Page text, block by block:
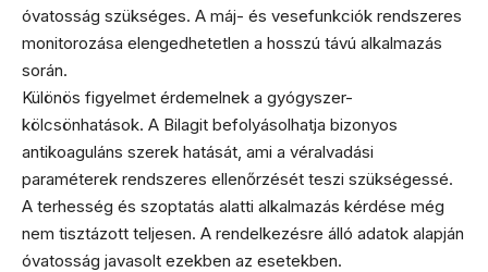
óvatosság szükséges. A máj- és vesefunkciók rendszeres
monitorozása elengedhetetlen a hosszú távú alkalmazás
során.
Különös figyelmet érdemelnek a gyógyszer-
kölcsönhatások. A Bilagit befolyásolhatja bizonyos
antikoaguláns szerek hatását, ami a véralvadási
paraméterek rendszeres ellenőrzését teszi szükségessé.
A terhesség és szoptatás alatti alkalmazás kérdése még
nem tisztázott teljesen. A rendelkezésre álló adatok alapján
óvatosság javasolt ezekben az esetekben.